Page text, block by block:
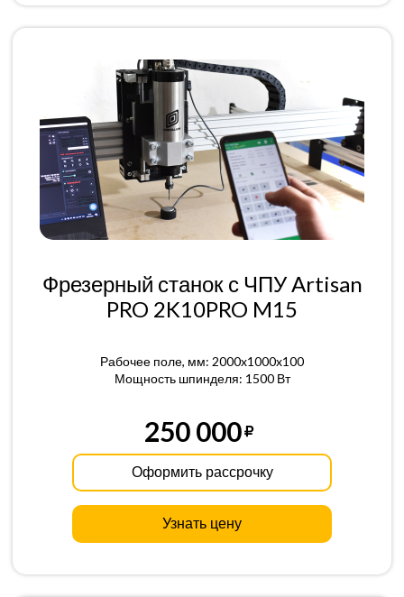
Фрезерный станок с ЧПУ Artisan
PRO 2K10PRO M15
Рабочее поле, мм: 2000x1000x100
Мощность шпинделя: 1500 Вт
250 000
Оформить рассрочку
Узнать цену